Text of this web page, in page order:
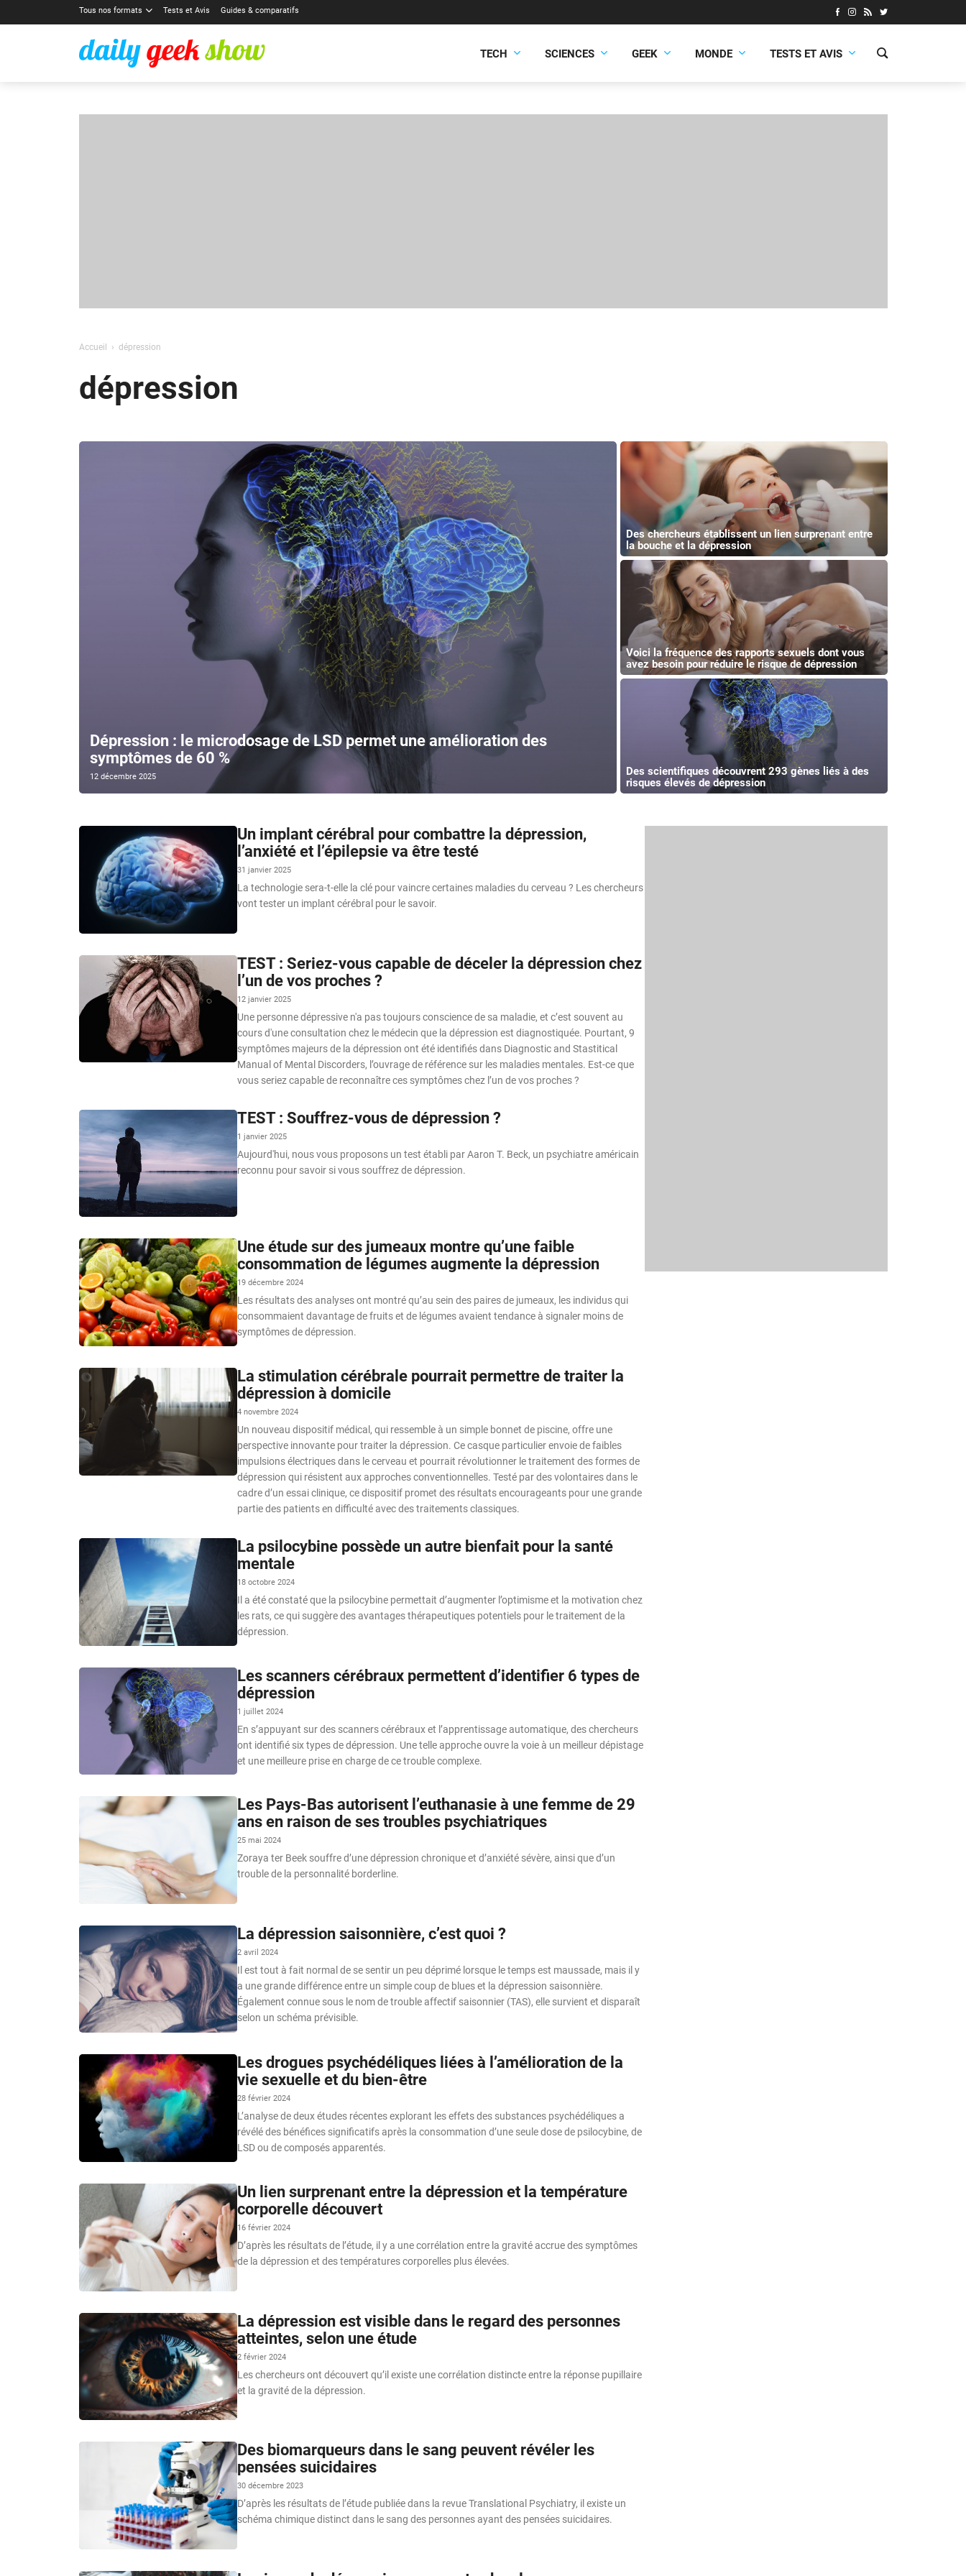
Tous nos formats Tests et Avis Guides & comparatifs
TECH SCIENCES GEEK MONDE TESTS ET AVIS
Accueil dépression
dépression
Dépression : le microdosage de LSD permet une amélioration des
symptômes de 60 %
12 décembre 2025
Des chercheurs établissent un lien surprenant entre
la bouche et la dépression
Voici la fréquence des rapports sexuels dont vous
avez besoin pour réduire le risque de dépression
Des scientifiques découvrent 293 gènes liés à des
risques élevés de dépression
Un implant cérébral pour combattre la dépression,
l’anxiété et l’épilepsie va être testé
31 janvier 2025
La technologie sera-t-elle la clé pour vaincre certaines maladies du cerveau ? Les chercheurs
vont tester un implant cérébral pour le savoir.
TEST : Seriez-vous capable de déceler la dépression chez
l’un de vos proches ?
12 janvier 2025
Une personne dépressive n'a pas toujours conscience de sa maladie, et c’est souvent au
cours d'une consultation chez le médecin que la dépression est diagnostiquée. Pourtant, 9
symptômes majeurs de la dépression ont été identifiés dans Diagnostic and Stastitical
Manual of Mental Discorders, l’ouvrage de référence sur les maladies mentales. Est-ce que
vous seriez capable de reconnaître ces symptômes chez l’un de vos proches ?
TEST : Souffrez-vous de dépression ?
1 janvier 2025
Aujourd'hui, nous vous proposons un test établi par Aaron T. Beck, un psychiatre américain
reconnu pour savoir si vous souffrez de dépression.
Une étude sur des jumeaux montre qu’une faible
consommation de légumes augmente la dépression
19 décembre 2024
Les résultats des analyses ont montré qu’au sein des paires de jumeaux, les individus qui
consommaient davantage de fruits et de légumes avaient tendance à signaler moins de
symptômes de dépression.
La stimulation cérébrale pourrait permettre de traiter la
dépression à domicile
4 novembre 2024
Un nouveau dispositif médical, qui ressemble à un simple bonnet de piscine, offre une
perspective innovante pour traiter la dépression. Ce casque particulier envoie de faibles
impulsions électriques dans le cerveau et pourrait révolutionner le traitement des formes de
dépression qui résistent aux approches conventionnelles. Testé par des volontaires dans le
cadre d’un essai clinique, ce dispositif promet des résultats encourageants pour une grande
partie des patients en difficulté avec des traitements classiques.
La psilocybine possède un autre bienfait pour la santé
mentale
18 octobre 2024
Il a été constaté que la psilocybine permettait d’augmenter l’optimisme et la motivation chez
les rats, ce qui suggère des avantages thérapeutiques potentiels pour le traitement de la
dépression.
Les scanners cérébraux permettent d’identifier 6 types de
dépression
1 juillet 2024
En s’appuyant sur des scanners cérébraux et l’apprentissage automatique, des chercheurs
ont identifié six types de dépression. Une telle approche ouvre la voie à un meilleur dépistage
et une meilleure prise en charge de ce trouble complexe.
Les Pays-Bas autorisent l’euthanasie à une femme de 29
ans en raison de ses troubles psychiatriques
25 mai 2024
Zoraya ter Beek souffre d’une dépression chronique et d’anxiété sévère, ainsi que d’un
trouble de la personnalité borderline.
La dépression saisonnière, c’est quoi ?
2 avril 2024
Il est tout à fait normal de se sentir un peu déprimé lorsque le temps est maussade, mais il y
a une grande différence entre un simple coup de blues et la dépression saisonnière.
Également connue sous le nom de trouble affectif saisonnier (TAS), elle survient et disparaît
selon un schéma prévisible.
Les drogues psychédéliques liées à l’amélioration de la
vie sexuelle et du bien-être
28 février 2024
L’analyse de deux études récentes explorant les effets des substances psychédéliques a
révélé des bénéfices significatifs après la consommation d’une seule dose de psilocybine, de
LSD ou de composés apparentés.
Un lien surprenant entre la dépression et la température
corporelle découvert
16 février 2024
D’après les résultats de l’étude, il y a une corrélation entre la gravité accrue des symptômes
de la dépression et des températures corporelles plus élevées.
La dépression est visible dans le regard des personnes
atteintes, selon une étude
2 février 2024
Les chercheurs ont découvert qu’il existe une corrélation distincte entre la réponse pupillaire
et la gravité de la dépression.
Des biomarqueurs dans le sang peuvent révéler les
pensées suicidaires
30 décembre 2023
D’après les résultats de l’étude publiée dans la revue Translational Psychiatry, il existe un
schéma chimique distinct dans le sang des personnes ayant des pensées suicidaires.